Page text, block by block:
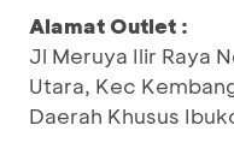
Alamat Outlet :
Jl Meruya Ilir Raya
Utara, Kec
Daerah Khusus